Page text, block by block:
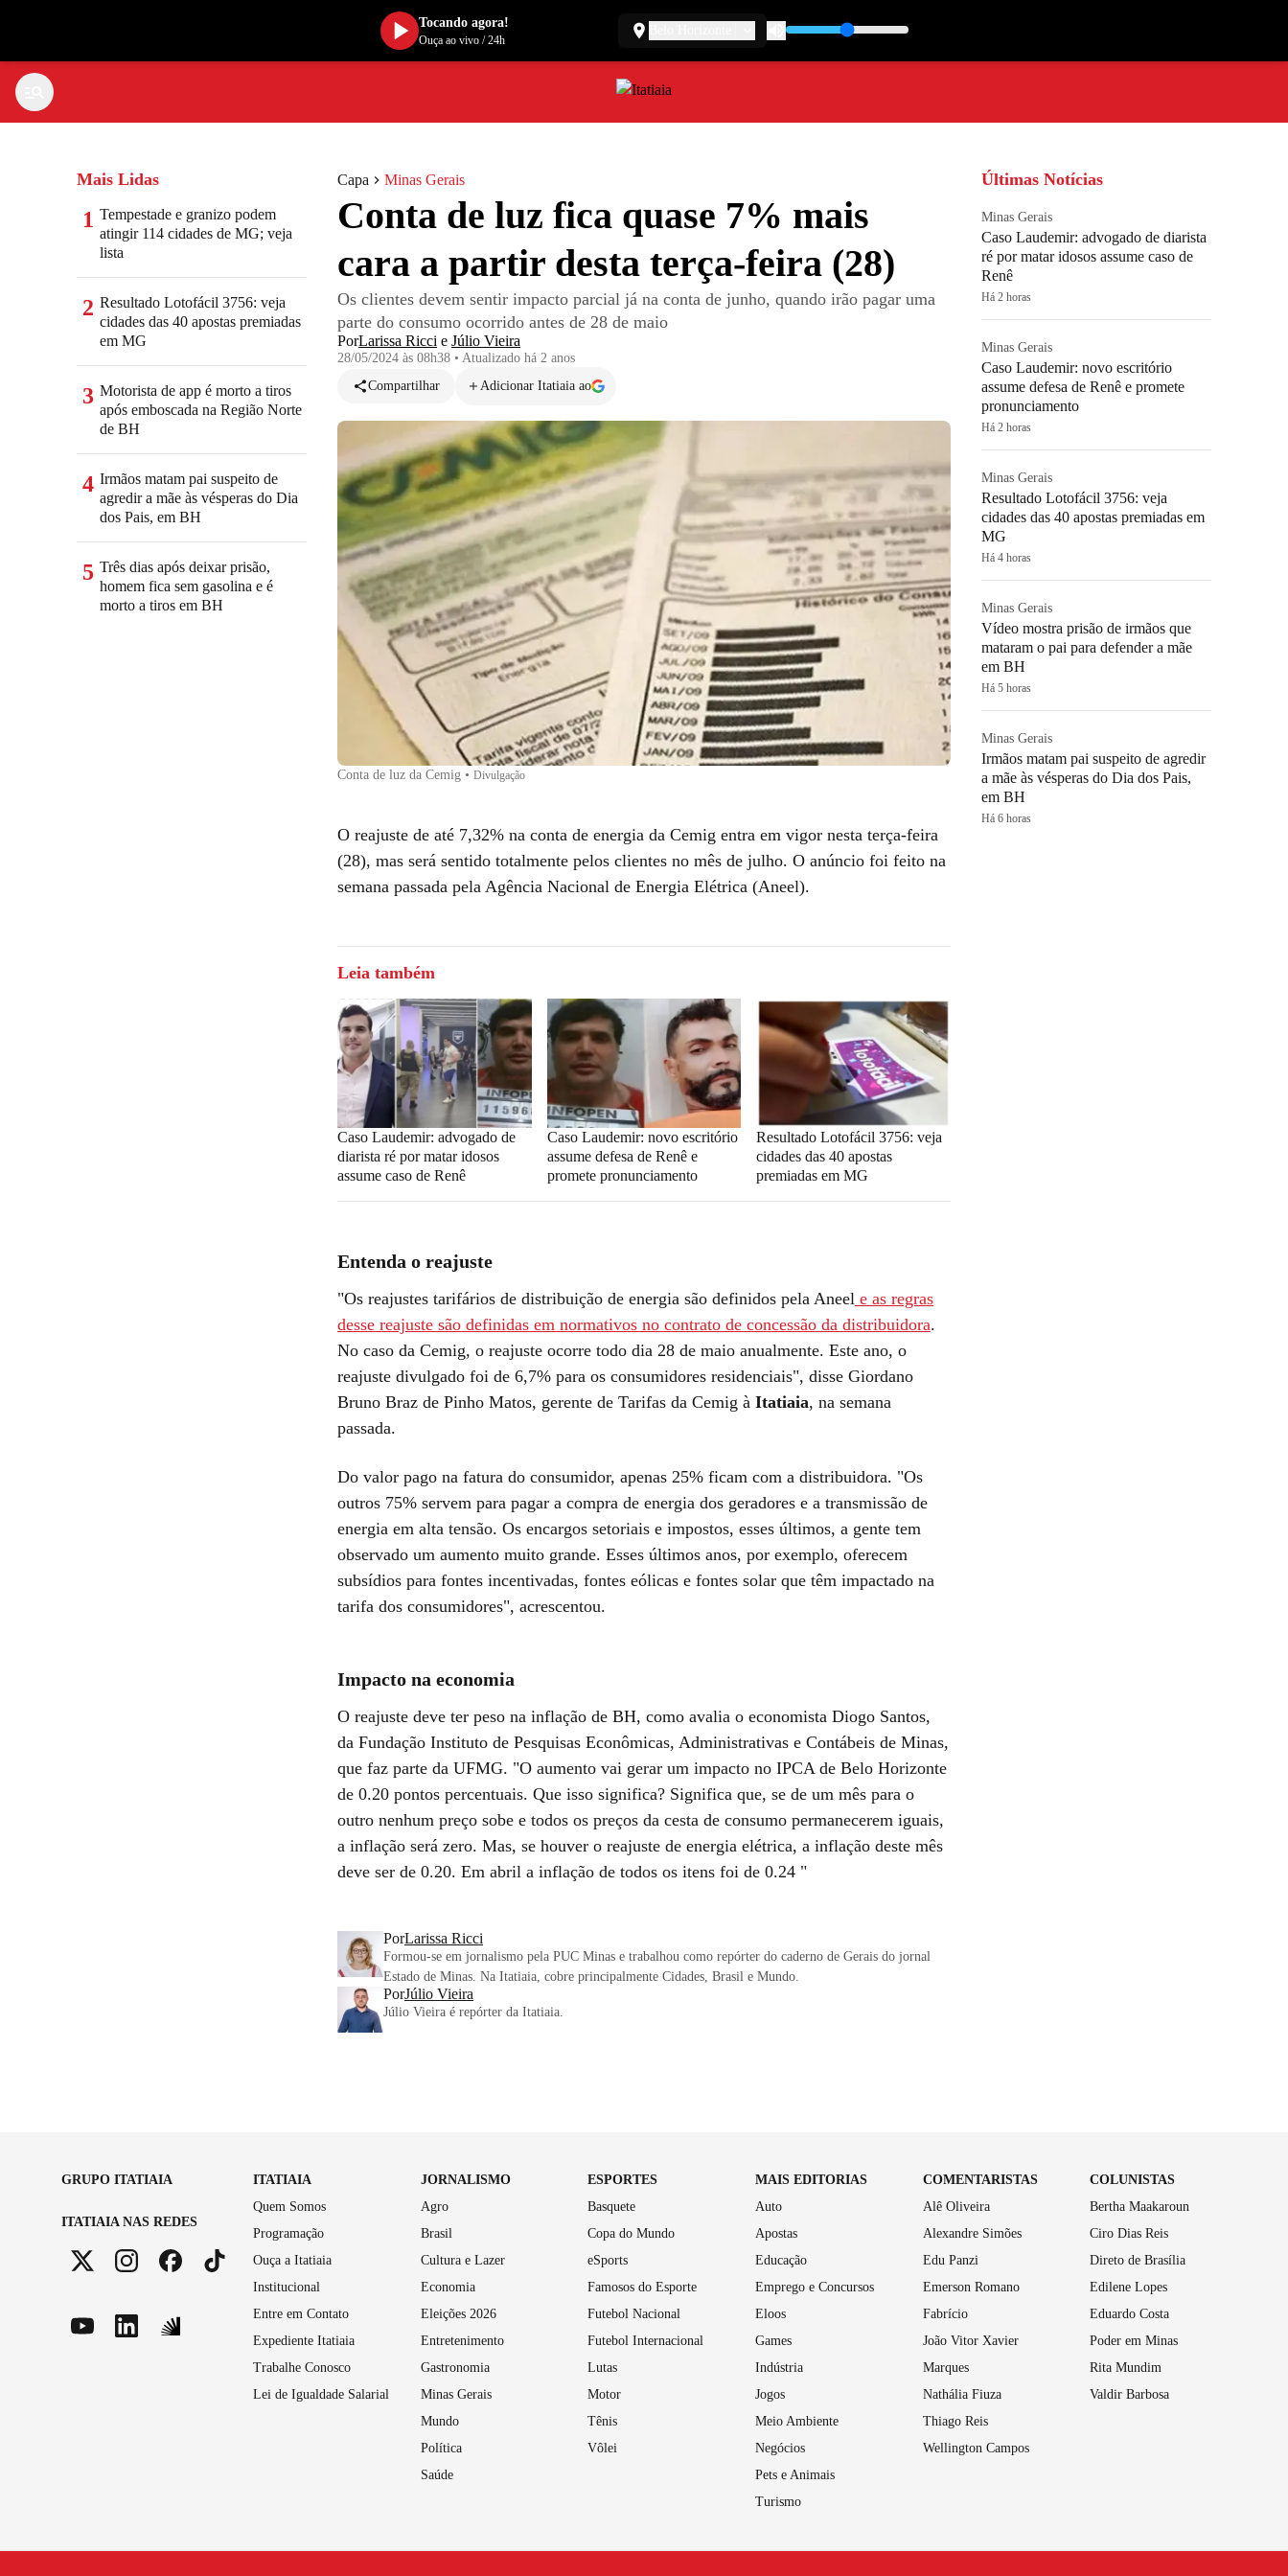
Capa Minas Gerais
Conta de luz fica quase 7% mais
cara a partir desta terça-feira (28)
Os clientes devem sentir impacto parcial já na conta de junho, quando irão pagar uma
parte do consumo ocorrido antes de 28 de maio
PorLarissa Ricci e Júlio Vieira
28/05/2024 às 08h38 • Atualizado há 2 anos
Compartilhar
Adicionar Itatiaia ao
Conta de luz da Cemig • Divulgação
O reajuste de até 7,32% na conta de energia da Cemig entra em vigor nesta terça-feira
(28), mas será sentido totalmente pelos clientes no mês de julho. O anúncio foi feito na
semana passada pela Agência Nacional de Energia Elétrica (Aneel).
Leia também
Caso Laudemir: advogado de
diarista ré por matar idosos
assume caso de Renê
Caso Laudemir: novo escritório
assume defesa de Renê e
promete pronunciamento
Resultado Lotofácil 3756: veja
cidades das 40 apostas
premiadas em MG
Entenda o reajuste
"Os reajustes tarifários de distribuição de energia são definidos pela Aneel e as regras
desse reajuste são definidas em normativos no contrato de concessão da distribuidora.
No caso da Cemig, o reajuste ocorre todo dia 28 de maio anualmente. Este ano, o
reajuste divulgado foi de 6,7% para os consumidores residenciais", disse Giordano
Bruno Braz de Pinho Matos, gerente de Tarifas da Cemig à Itatiaia, na semana
passada.
Do valor pago na fatura do consumidor, apenas 25% ficam com a distribuidora. "Os
outros 75% servem para pagar a compra de energia dos geradores e a transmissão de
energia em alta tensão. Os encargos setoriais e impostos, esses últimos, a gente tem
observado um aumento muito grande. Esses últimos anos, por exemplo, oferecem
subsídios para fontes incentivadas, fontes eólicas e fontes solar que têm impactado na
tarifa dos consumidores", acrescentou.
Impacto na economia
O reajuste deve ter peso na inflação de BH, como avalia o economista Diogo Santos,
da Fundação Instituto de Pesquisas Econômicas, Administrativas e Contábeis de Minas,
que faz parte da UFMG. "O aumento vai gerar um impacto no IPCA de Belo Horizonte
de 0.20 pontos percentuais. Que isso significa? Significa que, se de um mês para o
outro nenhum preço sobe e todos os preços da cesta de consumo permanecerem iguais,
a inflação será zero. Mas, se houver o reajuste de energia elétrica, a inflação deste mês
deve ser de 0.20. Em abril a inflação de todos os itens foi de 0.24 "
PorLarissa Ricci
Formou-se em jornalismo pela PUC Minas e trabalhou como repórter do caderno de Gerais do jornal
Estado de Minas. Na Itatiaia, cobre principalmente Cidades, Brasil e Mundo.
PorJúlio Vieira
Júlio Vieira é repórter da Itatiaia.
Mais Lidas
1 Tempestade e granizo podem
atingir 114 cidades de MG; veja
lista
2 Resultado Lotofácil 3756: veja
cidades das 40 apostas premiadas
em MG
3 Motorista de app é morto a tiros
após emboscada na Região Norte
de BH
4 Irmãos matam pai suspeito de
agredir a mãe às vésperas do Dia
dos Pais, em BH
5 Três dias após deixar prisão,
homem fica sem gasolina e é
morto a tiros em BH
Últimas Notícias
Minas Gerais
Caso Laudemir: advogado de diarista
ré por matar idosos assume caso de
Renê
Há 2 horas
Minas Gerais
Caso Laudemir: novo escritório
assume defesa de Renê e promete
pronunciamento
Há 2 horas
Minas Gerais
Resultado Lotofácil 3756: veja
cidades das 40 apostas premiadas em
MG
Há 4 horas
Minas Gerais
Vídeo mostra prisão de irmãos que
mataram o pai para defender a mãe
em BH
Há 5 horas
Minas Gerais
Irmãos matam pai suspeito de agredir
a mãe às vésperas do Dia dos Pais,
em BH
Há 6 horas
GRUPO ITATIAIA
ITATIAIA NAS REDES
ITATIAIA
Quem Somos
Programação
Ouça a Itatiaia
Institucional
Entre em Contato
Expediente Itatiaia
Trabalhe Conosco
Lei de Igualdade Salarial
JORNALISMO
Agro
Brasil
Cultura e Lazer
Economia
Eleições 2026
Entretenimento
Gastronomia
Minas Gerais
Mundo
Política
Saúde
ESPORTES
Basquete
Copa do Mundo
eSports
Famosos do Esporte
Futebol Nacional
Futebol Internacional
Lutas
Motor
Tênis
Vôlei
MAIS EDITORIAS
Auto
Apostas
Educação
Emprego e Concursos
Eloos
Games
Indústria
Jogos
Meio Ambiente
Negócios
Pets e Animais
Turismo
COMENTARISTAS
Alê Oliveira
Alexandre Simões
Edu Panzi
Emerson Romano
Fabrício
João Vitor Xavier
Marques
Nathália Fiuza
Thiago Reis
Wellington Campos
COLUNISTAS
Bertha Maakaroun
Ciro Dias Reis
Direto de Brasília
Edilene Lopes
Eduardo Costa
Poder em Minas
Rita Mundim
Valdir Barbosa
Tocando agora!
Ouça ao vivo/24h